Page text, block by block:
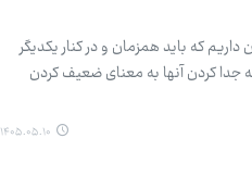
که باید همزمان و در کنار یکدیگر
جدا کردن آنها به معنای ضعیف کردن
۱۴۰۵.۰۵.۱۰